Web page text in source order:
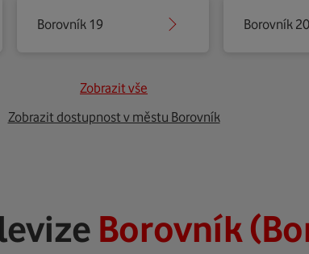
Borovník 19 Borovník 20
Zobrazit vše
Zobrazit dostupnost v městu Borovník
Borovník